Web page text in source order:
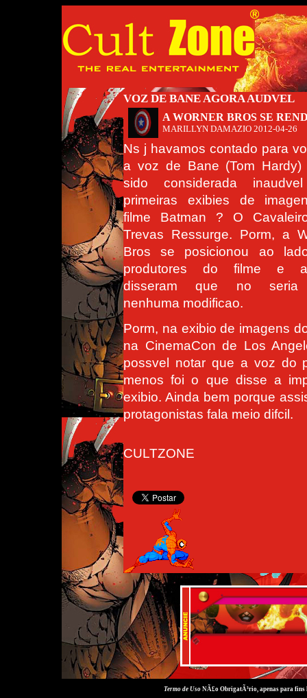
VOZ DE BANE AGORA AUDVEL
A WORNER BROS SE
MARILLYN DAMAZIO 2012-04-26
Ns j havamos contado para
a voz de Bane (Tom Hardy)
sido considerada
primeiras exibies de
filme Batman ? O
Trevas Ressurge. Porm, a
Bros se posicionou ao
produtores do filme e
disseram que no seria
nenhuma modificao.
Porm, na exibio de imagens
na CinemaCon de Los
possvel notar que a voz do
menos foi o que disse a
exibio. Ainda bem porque
protagonistas fala meio difcil.
CULTZONE
Termo de UsoNÃ£o ObrigatÃ³rio, apenas para